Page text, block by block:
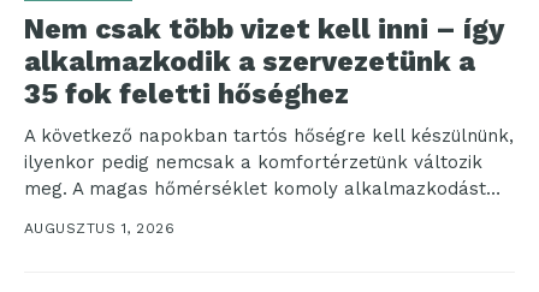
Nem csak több vizet kell inni – így
alkalmazkodik a szervezetünk a
35 fok feletti hőséghez
A következő napokban tartós hőségre kell készülnünk,
ilyenkor pedig nemcsak a komfortérzetünk változik
meg. A magas hőmérséklet komoly alkalmazkodást
AUGUSZTUS 1, 2026